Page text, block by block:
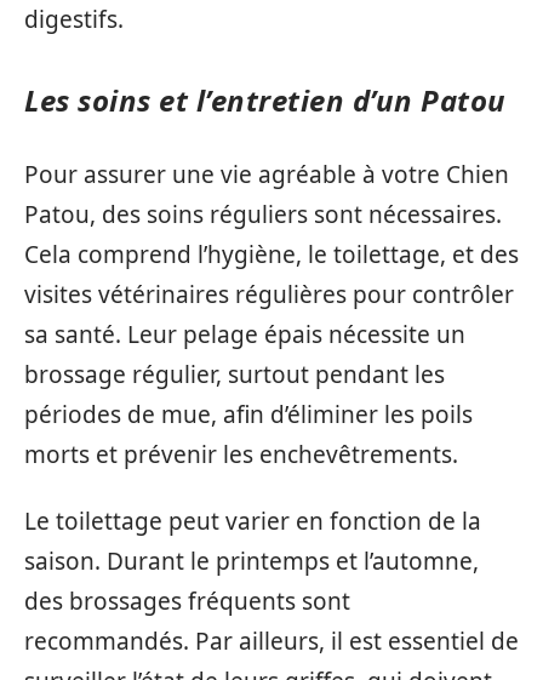
digestifs.
Les soins et l’entretien d’un Patou
Pour assurer une vie agréable à votre Chien
Patou, des soins réguliers sont nécessaires.
Cela comprend l’hygiène, le toilettage, et des
visites vétérinaires régulières pour contrôler
sa santé. Leur pelage épais nécessite un
brossage régulier, surtout pendant les
périodes de mue, afin d’éliminer les poils
morts et prévenir les enchevêtrements.
Le toilettage peut varier en fonction de la
saison. Durant le printemps et l’automne,
des brossages fréquents sont
recommandés. Par ailleurs, il est essentiel de